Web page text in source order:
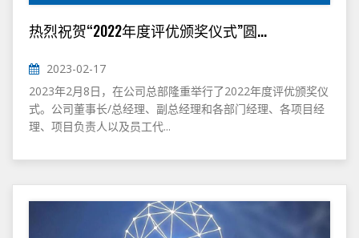
热烈祝贺“2022年度评优颁奖仪式”圆...
2023-02-17
2023年2月8日，在公司总部隆重举行了2022年度评优颁奖仪
式。公司董事长/总经理、副总经理和各部门经理、各项目经
理、项目负责人以及员工代...